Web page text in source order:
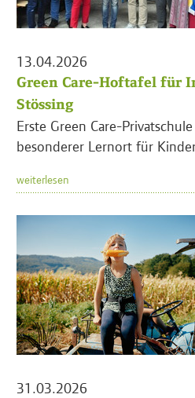
13.04.2026
Green Care-Hoftafel für
Stössing
Erste Green Care-
besonderer Lernort für
weiterlesen
31.03.2026